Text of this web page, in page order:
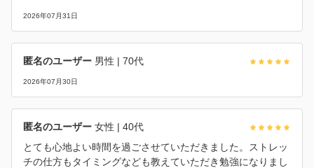
2026年07月31日
匿名のユーザー 男性 | 70代
2026年07月30日
匿名のユーザー 女性 | 40代
とても心地よい時間を過ごさせていただきました。ストレッ
チの仕方もタイミングなども教えていただき勉強になりまし